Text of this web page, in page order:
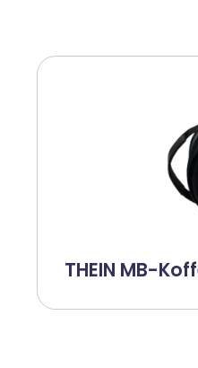
THEIN MB-